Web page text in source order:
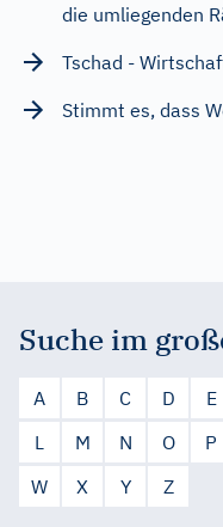
die umliegenden
Tschad -
Stimmt es, dass
Suche im
A B C D E
L
M N O P
W
X Y Z